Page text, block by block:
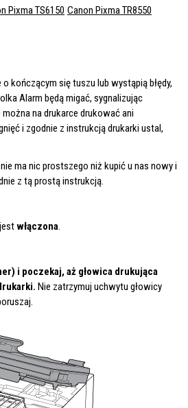
Pixma TS6150 Canon Pixma TR8550
kończącym się tuszu lub wystąpią błędy,
Alarm będą migać, sygnalizując
można nadrukarce drukować ani
i zgodnie z instrukcją drukarki ustal,
ma nic prostszego niż kupić u nas nowy i
z tą prostą instrukcją.
włączona.
i poczekaj, aż głowica drukująca
Nie zatrzymuj uchwytu głowicy